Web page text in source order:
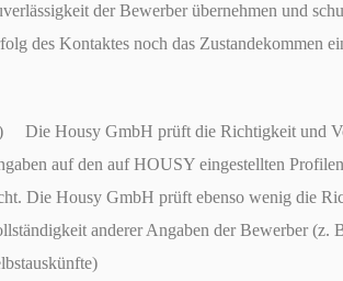
der Bewerber übernehmen und
des Kontaktes noch das Zustandekommen
Die Housy GmbH prüft die Richtigkeit und
auf den auf HOUSY eingestellten
Die Housy GmbH prüft ebenso wenig die
anderer Angaben der Bewerber (z.